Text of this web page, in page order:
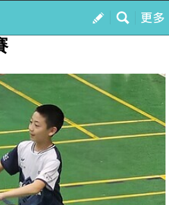
我的